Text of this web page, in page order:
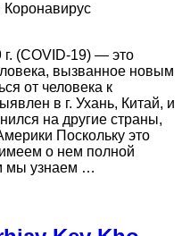
г. (COVID-19) — это
вызванное новым
от человека к
в г. Ухань, Китай, и
на другие страны,
Поскольку это
о нем полной
мы узнаем …